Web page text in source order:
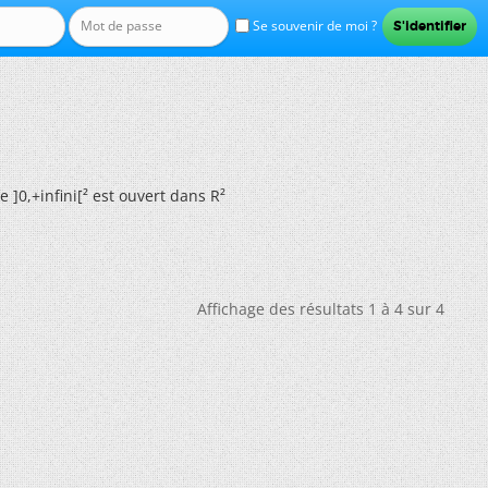
Se souvenir de moi ?
]0,+infini[² est ouvert dans R²
Affichage des résultats 1 à 4 sur 4